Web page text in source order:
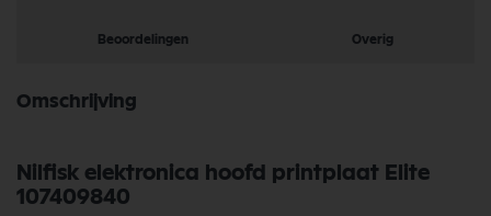
Beoordelingen Overig
Omschrijving
Nilfisk elektronica hoofd printplaat Elite
107409840